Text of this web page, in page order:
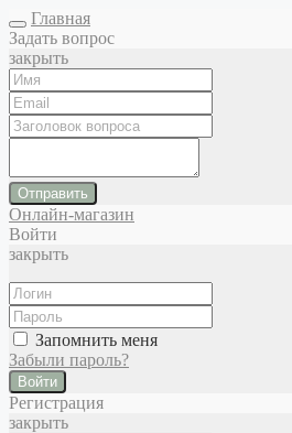
Главная
Задать вопрос
закрыть
Отправить
Онлайн-магазин
Войти
закрыть
Запомнить меня
Забыли пароль?
Войти
Регистрация
закрыть